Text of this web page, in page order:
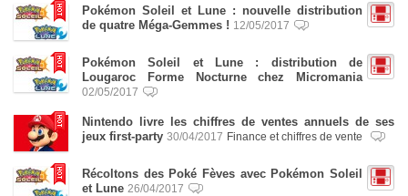
Pokémon Soleil et Lune : nouvelle distribution
de quatre Méga-Gemmes ! 12/05/2017
Pokémon Soleil et Lune : distribution de
Lougaroc Forme Nocturne chez Micromania
02/05/2017
Nintendo livre les chiffres de ventes annuels de ses
jeux first-party 30/04/2017 Finance et chiffres de vente
Récoltons des Poké Fèves avec Pokémon Soleil
et Lune 26/04/2017